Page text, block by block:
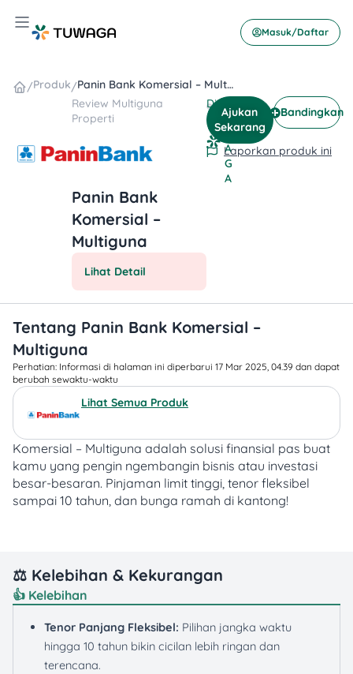
Hamburger Toggle Menu
Masuk/Daftar
/Produk/ Panin Bank Komersial – Multiguna
Panin Bank
Komersial –
Multiguna
Review Multiguna
Properti
Ditulis
olehU
W
A
G
A
Lihat Detail
Ajukan
Sekarang
Bandingkan
Laporkan produk ini
Tentang Panin Bank Komersial –
Multiguna
Perhatian: Informasi di halaman ini diperbarui 17 Mar 2025, 04.39 dan dapat
berubah sewaktu-waktu​
Lihat Semua Produk
Komersial – Multiguna adalah solusi finansial pas buat
kamu yang pengin ngembangin bisnis atau investasi
besar-besaran. Pinjaman limit tinggi, tenor fleksibel
sampai 10 tahun, dan bunga ramah di kantong!
⚖️ Kelebihan & Kekurangan
👍 Kelebihan
Tenor Panjang Fleksibel: Pilihan jangka waktu
hingga 10 tahun bikin cicilan lebih ringan dan
terencana.